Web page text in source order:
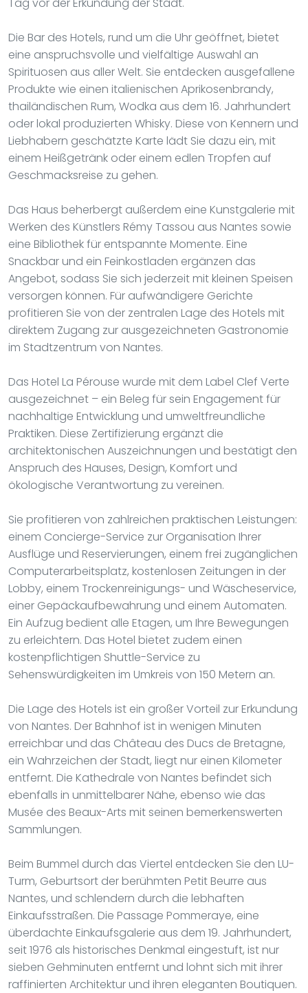
Die Bar des Hotels, rund um die Uhr geöffnet, bietet
eine anspruchsvolle und vielfältige Auswahl an
Spirituosen aus aller Welt. Sie entdecken ausgefallene
Produkte wie einen italienischen Aprikosenbrandy,
thailändischen Rum, Wodka aus dem 16. Jahrhundert
oder lokal produzierten Whisky. Diese von Kennern und
Liebhabern geschätzte Karte lädt Sie dazu ein, mit
einem Heißgetränk oder einem edlen Tropfen auf
Geschmacksreise zu gehen.
Das Haus beherbergt außerdem eine Kunstgalerie mit
Werken des Künstlers Rémy Tassou aus Nantes sowie
eine Bibliothek für entspannte Momente. Eine
Snackbar und ein Feinkostladen ergänzen das
Angebot, sodass Sie sich jederzeit mit kleinen Speisen
versorgen können. Für aufwändigere Gerichte
profitieren Sie von der zentralen Lage des Hotels mit
direktem Zugang zur ausgezeichneten Gastronomie
im Stadtzentrum von Nantes.
Das Hotel La Pérouse wurde mit dem Label Clef Verte
ausgezeichnet – ein Beleg für sein Engagement für
nachhaltige Entwicklung und umweltfreundliche
Praktiken. Diese Zertifizierung ergänzt die
architektonischen Auszeichnungen und bestätigt den
Anspruch des Hauses, Design, Komfort und
ökologische Verantwortung zu vereinen.
Sie profitieren von zahlreichen praktischen Leistungen:
einem Concierge-Service zur Organisation Ihrer
Ausflüge und Reservierungen, einem frei zugänglichen
Computerarbeitsplatz, kostenlosen Zeitungen in der
Lobby, einem Trockenreinigungs- und Wäscheservice,
einer Gepäckaufbewahrung und einem Automaten.
Ein Aufzug bedient alle Etagen, um Ihre Bewegungen
zu erleichtern. Das Hotel bietet zudem einen
kostenpflichtigen Shuttle-Service zu
Sehenswürdigkeiten im Umkreis von 150 Metern an.
Die Lage des Hotels ist ein großer Vorteil zur Erkundung
von Nantes. Der Bahnhof ist in wenigen Minuten
erreichbar und das Château des Ducs de Bretagne,
ein Wahrzeichen der Stadt, liegt nur einen Kilometer
entfernt. Die Kathedrale von Nantes befindet sich
ebenfalls in unmittelbarer Nähe, ebenso wie das
Musée des Beaux-Arts mit seinen bemerkenswerten
Sammlungen.
Beim Bummel durch das Viertel entdecken Sie den LU-
Turm, Geburtsort der berühmten Petit Beurre aus
Nantes, und schlendern durch die lebhaften
Einkaufsstraßen. Die Passage Pommeraye, eine
überdachte Einkaufsgalerie aus dem 19. Jahrhundert,
seit 1976 als historisches Denkmal eingestuft, ist nur
sieben Gehminuten entfernt und lohnt sich mit ihrer
raffinierten Architektur und ihren eleganten Boutiquen.